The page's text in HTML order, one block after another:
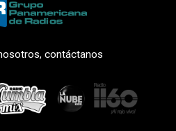
contáctanos